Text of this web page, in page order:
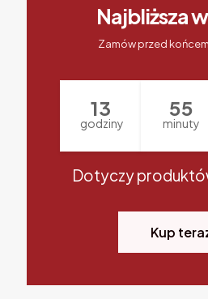
Najbliższa
Zamów przed
13
godziny
55
minuty
Dotyczy
Kup